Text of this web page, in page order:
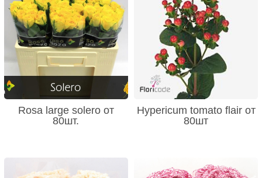
Rosa large solero от
80шт.
Hypericum tomato flair от
80шт